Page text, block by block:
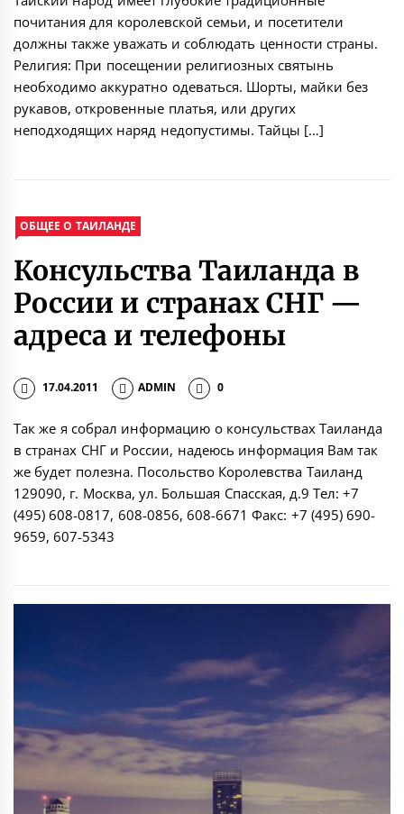
почитания для королевской семьи, и посетители
должны также уважать и соблюдать ценности страны.
Религия: При посещении религиозных святынь
необходимо аккуратно одеваться. Шорты, майки без
рукавов, откровенные платья, или других
неподходящих наряд недопустимы. Тайцы […]
ОБЩЕЕ О ТАИЛАНДЕ
Консульства Таиланда в
России и странах СНГ —
адреса и телефоны
17.04.2011 ADMIN 0
Так же я собрал информацию о консульствах Таиланда
в странах СНГ и России, надеюсь информация Вам так
же будет полезна. Посольство Королевства Таиланд
129090, г. Москва, ул. Большая Спасская, д.9 Тел: +7
(495) 608-0817, 608-0856, 608-6671 Факс: +7 (495) 690-
9659, 607-5343